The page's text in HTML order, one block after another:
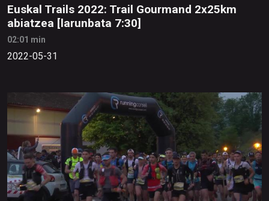
Euskal Trails 2022: Trail Gourmand 2x25km
abiatzea [larunbata 7:30]
02:01 min
2022-05-31